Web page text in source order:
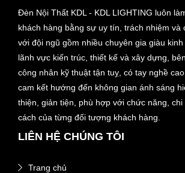
Đèn Nội Thất KDL - KDL LIGHTING luôn
khách hàng bằng sự uy tín, trách nhiệm và
với đội ngũ gồm nhiều chuyên gia giàu
lãnh vực kiến trúc, thiết kế và xây dựng,
công nhân kỹ thuật tận tuỵ, có tay nghề
cam kết hướng đến không gian ánh sáng
thiện, giản tiện, phù hợp với chức năng, chi
cách của từng đối tượng khách hàng.
LIÊN HỆ CHÚNG TÔI
Trang chủ